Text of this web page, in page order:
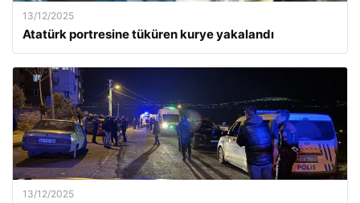
13/12/2025
Atatürk portresine tüküren kurye yakalandı
13/12/2025